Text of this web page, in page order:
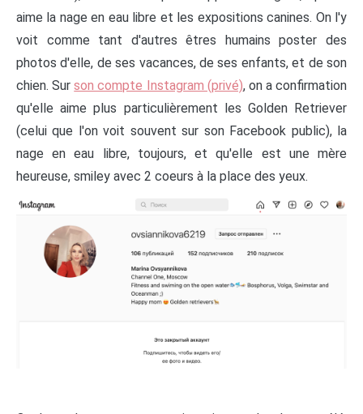
aime la nage en eau libre et les expositions canines. On l'y
voit comme tant d'autres êtres humains poster des
photos d'elle, de ses vacances, de ses enfants, et de son
chien. Surson compte Instagram (privé), on a confirmation
qu'elle aime plus particulièrement les Golden Retriever
(celui que l'on voit souvent sur son Facebook public), la
nage en eau libre, toujours, et qu'elle est une mère
heureuse, smiley avec 2 coeurs à la place des yeux.